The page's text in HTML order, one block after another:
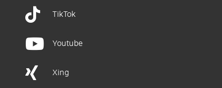
TikTok
Youtube
Xing